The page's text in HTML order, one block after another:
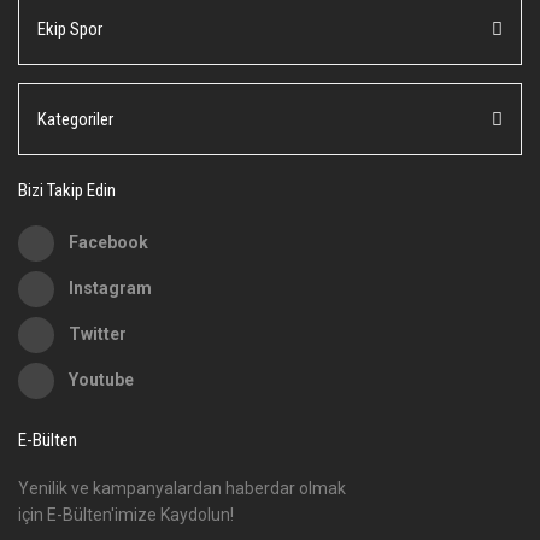
Ürün açıklamasında eksik bilgiler bulunuyor.
Ürün fiyatı diğer sitelerden daha pahalı.
Bu ürüne benzer farklı alternatifler olmalı.
Ekip Spor
Kategoriler
Bizi Takip Edin
Facebook
Instagram
Twitter
Youtube
E-Bülten
Yenilik ve kampanyalardan haberdar olmak
için E-Bülten'imize Kaydolun!